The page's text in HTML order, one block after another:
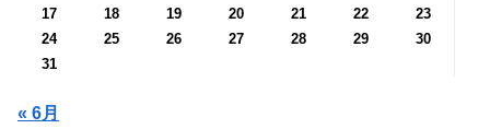
17
18 19 20 21 22
23
24
25 26 27 28 29
30
31
« 6月